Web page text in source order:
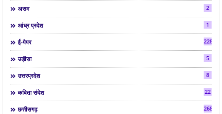
असम 2
आंध्र प्रदेश 1
ई-पेपर 2288
उड़ीसा 5
उत्तरप्रदेश 8
कविता संदेश 22
छत्तीसगढ़ 268